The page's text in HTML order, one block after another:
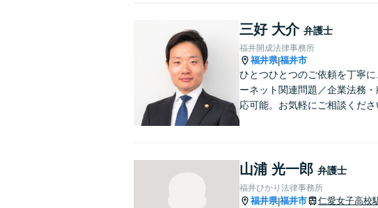
三好 大介 弁護士
福井開成法律事務所
福井県|福井市
ひとつひとつのご依頼を丁寧
ーネット関連問題／企業法務
応可能。お気軽にご相談くださ
山浦 光一郎 弁護士
福井ひかり法律事務所
福井県|福井市 仁愛女子高校